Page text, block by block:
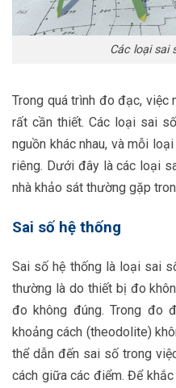
Các loại sai
Trong quá trình đo đạc, việc
rất cần thiết. Các loại sai
nguồn khác nhau, và mỗi
riêng. Dưới đây là các loại
nhà khảo sát thường gặp
Sai số hệ thống
Sai số hệ thống là loại sai
thường là do thiết bị đo
đo không đúng. Trong đo
khoảng cách (theodolite)
thể dẫn đến sai số trong
cách giữa các điểm. Để